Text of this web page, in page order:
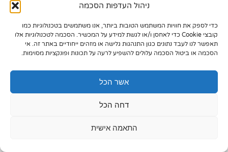
ניהול העדפות הסכמה
כדי לספק את חוויות המשתמש הטובות ביותר, אנו משתמשים בטכנולוגיות כמו
קובצי Cookie כדי לאחסן ו/או לגשת למידע על המכשיר. הסכמה לטכנולוגיות אלו
תאפשר לנו לעבד נתונים כגון התנהגות גלישה או מזהים ייחודיים באתר זה. אי
הסכמה או ביטול הסכמה עלולים להשפיע לרעה על תכונות ופונקציות מסוימות.
אשר הכל
דחה הכל
התאמה אישית
073-7028000
הפלד 7, חולון
info@extra.co.il